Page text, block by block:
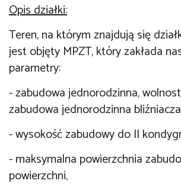
Opis działki:
Teren, na którym znajdują się
jest objęty MPZT, który zakłada
parametry:
- zabudowa jednorodzinna,
zabudowa jednorodzinna
- wysokość zabudowy do II
- maksymalna powierzchnia
powierzchni,